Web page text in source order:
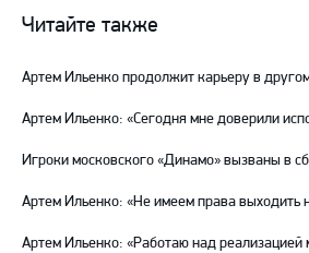
ВКонтакте
в
TelegramYouTube
Читайте также
Артем Ильенко продолжит карьеру в
Артем Ильенко: «Сегодня мне доверили
Игроки московского «Динамо» вызваны в
Артем Ильенко: «Не имеем права выходить
Артем Ильенко: «Работаю над реализацией